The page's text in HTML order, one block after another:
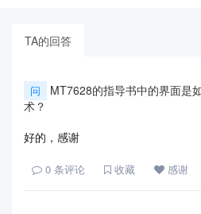
TA的回答
问
MT7628的指导书中的界面是
术？
好的，感谢
0 条评论 收藏 感谢